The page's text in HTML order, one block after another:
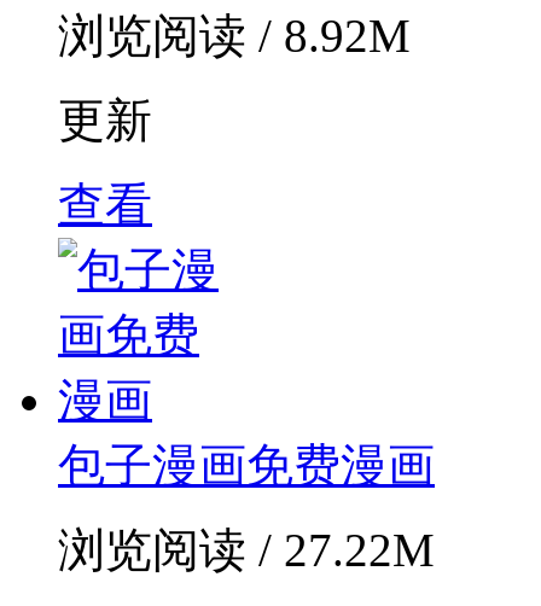
浏览阅读 / 8.92M
更新
查看
包子漫画免费漫画
浏览阅读 / 27.22M